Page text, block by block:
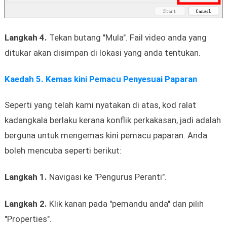
Langkah 4. Tekan butang "Mula". Fail video anda yang
ditukar akan disimpan di lokasi yang anda tentukan.
Kaedah 5. Kemas kini Pemacu Penyesuai Paparan
Seperti yang telah kami nyatakan di atas, kod ralat
kadangkala berlaku kerana konflik perkakasan, jadi adalah
berguna untuk mengemas kini pemacu paparan. Anda
boleh mencuba seperti berikut:
Langkah 1. Navigasi ke "Pengurus Peranti".
Langkah 2. Klik kanan pada "pemandu anda" dan pilih
"Properties".